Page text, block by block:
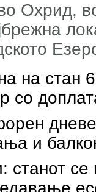
Охрид,
на стан
со
и
станот